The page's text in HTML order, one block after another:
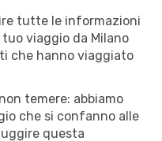
tutte le informazioni
viaggio da Milano
che hanno viaggiato
temere: abbiamo
che si confanno alle
questa